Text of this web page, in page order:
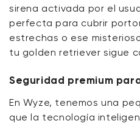
sirena activada por el
perfecta para cubrir
estrechas o ese
tu golden retriever sigue
Seguridad premium
En Wyze, tenemos una
que la tecnología